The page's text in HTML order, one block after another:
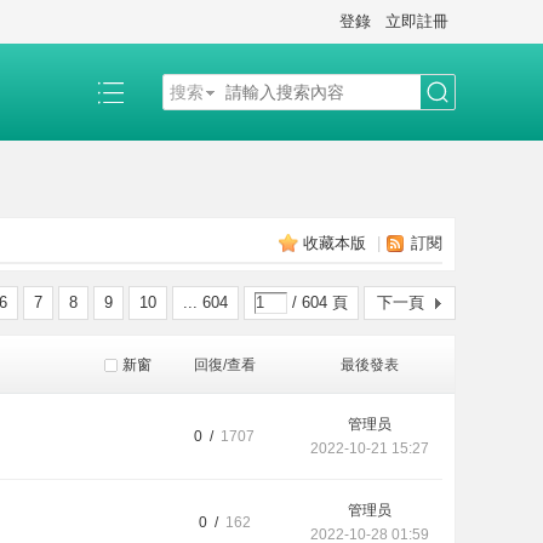
登錄 立即註冊
搜索
收藏本版 訂閱
6 7 8 9 10 ... 604 / 604 頁 下一頁
新窗 回復/查看 最後發表
0 / 1707
管理员
2022-10-21 15:27
0 / 162
管理员
2022-10-28 01:59